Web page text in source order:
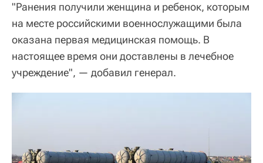
"Ранения получили женщина и ребенок, которым
на месте российскими военнослужащими была
оказана первая медицинская помощь. В
настоящее время они доставлены в лечебное
учреждение", — добавил генерал.